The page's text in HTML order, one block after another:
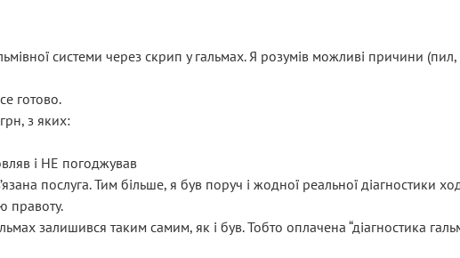
системи через скрип у гальмах. Я розумів можливі причини
готово.
з яких:
і НЕ погоджував
послуга. Тим більше, я був поруч і жодної реальної діагностики
правоту.
залишився таким самим, як і був. Тобто оплачена “діагностика